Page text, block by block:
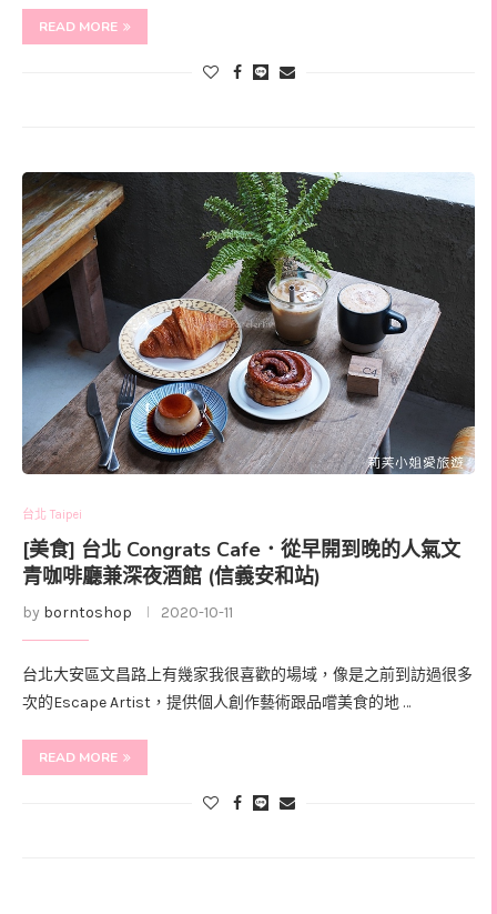
READ MORE
台北 Taipei
[美食] 台北 Congrats Cafe．從早開到晚的人氣文
青咖啡廳兼深夜酒館 (信義安和站)
by borntoshop 2020-10-11
台北大安區文昌路上有幾家我很喜歡的場域，像是之前到訪過很多
次的Escape Artist，提供個人創作藝術跟品嚐美食的地 …
READ MORE